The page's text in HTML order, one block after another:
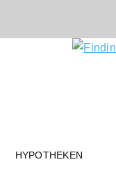
HYPOTHEKEN